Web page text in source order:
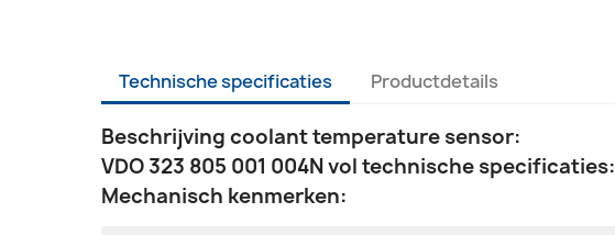
Technische specificaties Productdetails
Beschrijving coolant temperature sensor:
VDO 323 805 001 004N vol technische specificaties:
Mechanisch kenmerken: